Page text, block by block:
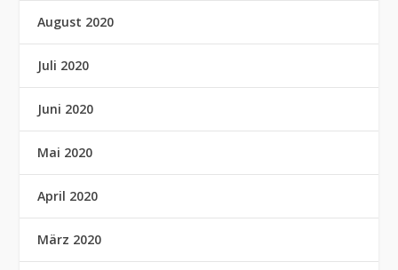
August 2020
Juli 2020
Juni 2020
Mai 2020
April 2020
März 2020